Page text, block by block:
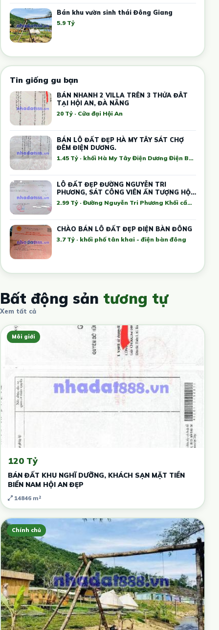
Bán khu vườn sinh thái Đông Giang
5.9 Tỷ
Tin giống gu bạn
BÁN NHANH 2 VILLA TRÊN 3 THỬA ĐÂT
TẠI HỘI AN, ĐÀ NẴNG
20 Tỷ · Cửa đại Hội An
BÁN LÔ ĐẤT ĐẸP HÀ MY TÂY SÁT CHỢ
ĐÊM ĐIỆN DƯƠNG.
1.45 Tỷ · khối Hà My Tây Điện Dương Điện Bàn
LÔ ĐẤT ĐẸP ĐƯỜNG NGUYỄN TRI
PHƯƠNG, SÁT CÔNG VIÊN ẤN TƯỢNG HỘI
AN
2.99 Tỷ · Đường Nguyễn Tri Phương Khối cẩm Thanh cẩm nam
CHÀO BÁN LÔ ĐẤT ĐẸP ĐIỆN BÀN ĐÔNG
3.7 Tỷ · khối phố tân khai - điện bàn đông
Bất động sản tương tự
Xem tất cả
Môi giới
120 Tỷ
BÁN ĐẤT KHU NGHĨ DƯỠNG, KHÁCH SẠN MẶT TIỀN
BIỂN NAM HỘI AN ĐẸP
14846 m²
Chính chủ